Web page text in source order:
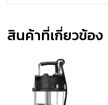
สินค้าที่เกี่ยวข้อง